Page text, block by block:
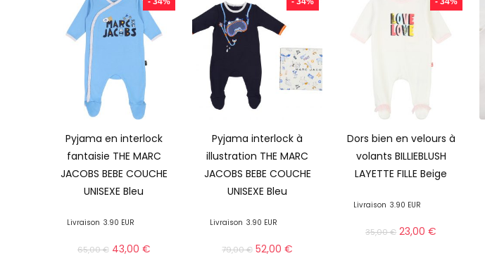
Pyjama en interlock
fantaisie THE MARC
JACOBS BEBE COUCHE
UNISEXE Bleu
Livraison 3.90 EUR
65,00€ 43,00 €
Pyjama interlock à
illustration THE MARC
JACOBS BEBE COUCHE
UNISEXE Bleu
Livraison 3.90 EUR
79,00€ 52,00€
Dors bien en velours à
volants BILLIEBLUSH
LAYETTE FILLE Beige
Livraison 3.90 EUR
35,00€ 23,00€